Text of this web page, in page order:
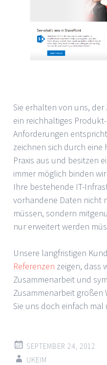
Sie erhalten von uns,
ein reichhaltiges
Anforderungen
zeichnen sich durch
Praxis aus und besitzen
immer möglich binden
Ihre bestehende IT-
vorhandene Daten nicht
müssen, sondern
nur erweitert werden
Unsere langfristigen
Referenzen zeigen, dass
Zusammenarbeit und
Zusammenarbeit großen
Sie uns doch einfach
SEPTEMBER 24, 2012
UKEIM